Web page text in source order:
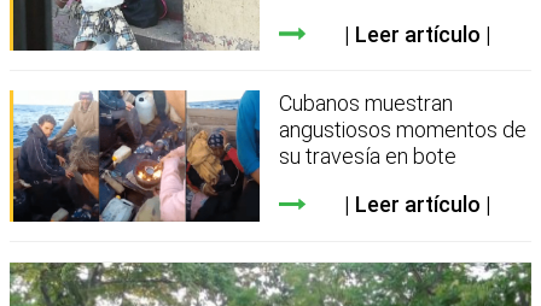
Leer artículo
Cubanos muestran
angustiosos momentos de
su travesía en bote
Leer artículo